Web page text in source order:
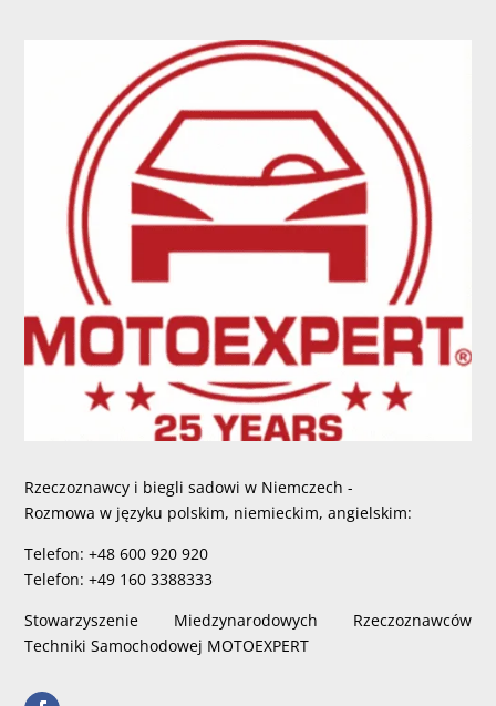
Rzeczoznawcy i biegli sadowi w Niemczech -
Rozmowa w języku polskim, niemieckim, angielskim:
Telefon: +48 600 920 920
Telefon: +49 160 3388333
Stowarzyszenie Miedzynarodowych Rzeczoznawców
Techniki Samochodowej MOTOEXPERT